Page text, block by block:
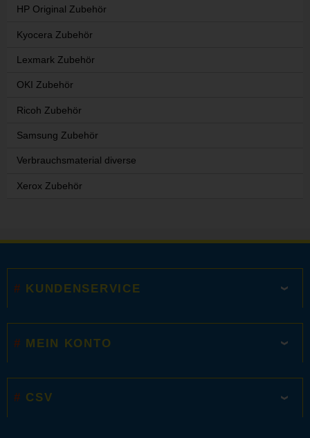
HP Original Zubehör
Kyocera Zubehör
Lexmark Zubehör
OKI Zubehör
Ricoh Zubehör
Samsung Zubehör
Verbrauchsmaterial diverse
Xerox Zubehör
KUNDENSERVICE
MEIN KONTO
CSV